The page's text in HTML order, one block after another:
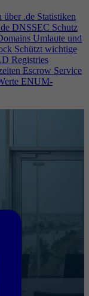
über .de Statistiken
DNSSEC Schutz
Umlaute und
Schützt wichtige
Registries
Escrow Service
ENUM-